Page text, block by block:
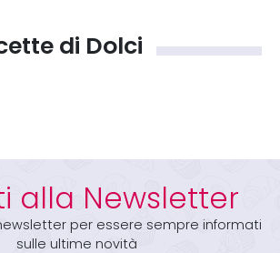
di Dolci
alla Newsletter
per essere sempre informati
sulle ultime novità